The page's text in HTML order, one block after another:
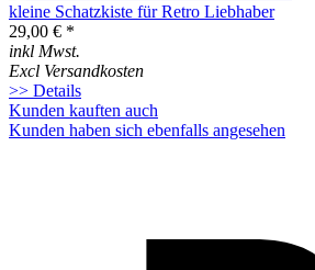
kleine Schatzkiste für Retro Liebhaber
29,00 € *
inkl Mwst.
Excl Versandkosten
>> Details
Kunden kauften auch
Kunden haben sich ebenfalls angesehen